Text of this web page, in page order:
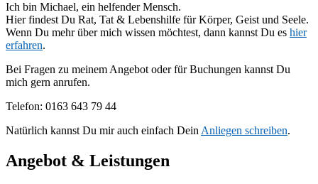
Ich bin Michael, ein helfender Mensch.
Hier findest Du Rat, Tat & Lebenshilfe für Körper, Geist und Seele.
Wenn Du mehr über mich wissen möchtest, dann kannst Du es hier
erfahren.
Bei Fragen zu meinem Angebot oder für Buchungen kannst Du
mich gern anrufen.
Telefon: 0163 643 79 44
Natürlich kannst Du mir auch einfach DeinAnliegen schreiben.
Angebot & Leistungen